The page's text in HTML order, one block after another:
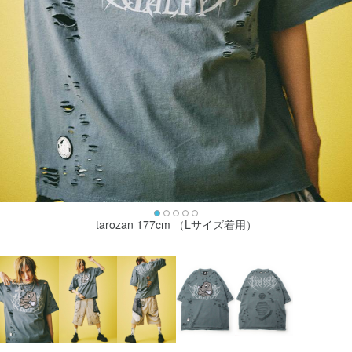
tarozan 177cm （Lサイズ着用）